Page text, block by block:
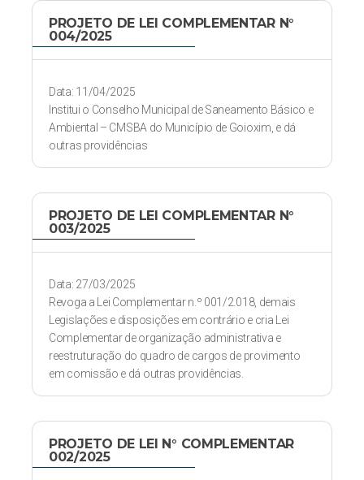
PROJETO DE LEI COMPLEMENTAR N°
004/2025
Data: 11/04/2025
Institui o Conselho Municipal de Saneamento Básico e
Ambiental – CMSBA do Município de Goioxim, e dá
outras providências
PROJETO DE LEI COMPLEMENTAR N°
003/2025
Data: 27/03/2025
Revoga a Lei Complementar n.º 001/2.018, demais
Legislações e disposições em contrário e cria Lei
Complementar de organização administrativa e
reestruturação do quadro de cargos de provimento
em comissão e dá outras providências.
PROJETO DE LEI N° COMPLEMENTAR
002/2025